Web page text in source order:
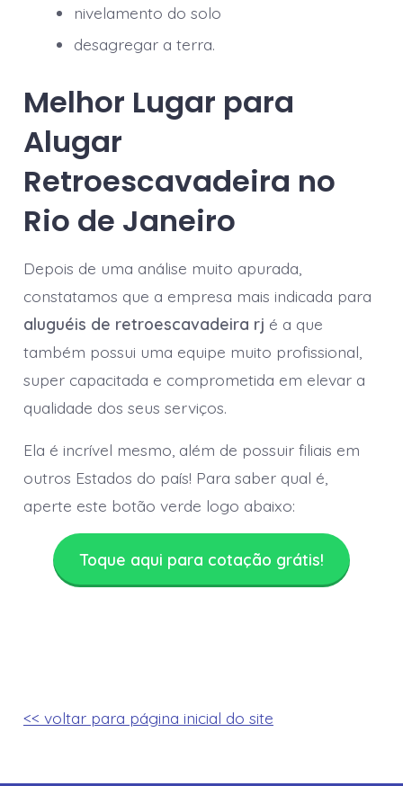
nivelamento do solo
desagregar a terra.
Melhor Lugar para
Alugar
Retroescavadeira no
Rio de Janeiro
Depois de uma análise muito apurada,
constatamos que a empresa mais indicada para
aluguéis de retroescavadeira rj é a que
também possui uma equipe muito profissional,
super capacitada e comprometida em elevar a
qualidade dos seus serviços.
Ela é incrível mesmo, além de possuir filiais em
outros Estados do país! Para saber qual é,
aperte este botão verde logo abaixo:
Toque aqui para cotação grátis!
<< voltar para página inicial do site